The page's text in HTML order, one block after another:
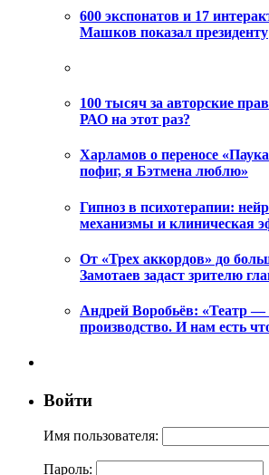
600 экспонатов и 17
Машков показал президенту
100 тысяч за авторские
РАО на этот раз?
Харламов о переносе
пофиг, я Бэтмена люблю»
Гипноз в психотерапии:
механизмы и клиническая
От «Трех аккордов» до
Замотаев задаст зрителю
Андрей Воробьёв: «Театр —
производство. И нам есть
Войти
Имя пользователя:
Пароль: